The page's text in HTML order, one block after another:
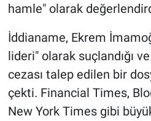
hamle" olarak
İddianame, Ekrem
lideri" olarak suçlandığı
cezası talep edilen bir
çekti. Financial Times,
New York Times gibi